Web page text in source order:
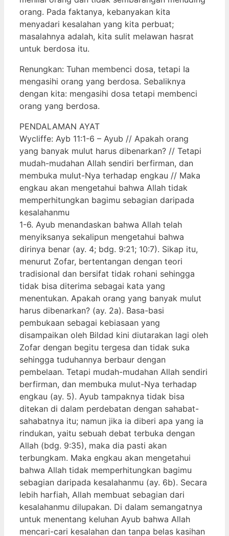
orang. Pada faktanya, kebanyakan kita
menyadari kesalahan yang kita perbuat;
masalahnya adalah, kita sulit melawan hasrat
untuk berdosa itu.
Renungkan: Tuhan membenci dosa, tetapi Ia
mengasihi orang yang berdosa. Sebaliknya
dengan kita: mengasihi dosa tetapi membenci
orang yang berdosa.
PENDALAMAN AYAT
Wycliffe: Ayb 11:1-6 – Ayub // Apakah orang
yang banyak mulut harus dibenarkan? // Tetapi
mudah-mudahan Allah sendiri berfirman, dan
membuka mulut-Nya terhadap engkau // Maka
engkau akan mengetahui bahwa Allah tidak
memperhitungkan bagimu sebagian daripada
kesalahanmu
1-6. Ayub menandaskan bahwa Allah telah
menyiksanya sekalipun mengetahui bahwa
dirinya benar (ay. 4; bdg. 9:21; 10:7). Sikap itu,
menurut Zofar, bertentangan dengan teori
tradisional dan bersifat tidak rohani sehingga
tidak bisa diterima sebagai kata yang
menentukan. Apakah orang yang banyak mulut
harus dibenarkan? (ay. 2a). Basa-basi
pembukaan sebagai kebiasaan yang
disampaikan oleh Bildad kini diutarakan lagi oleh
Zofar dengan begitu tergesa dan tidak suka
sehingga tuduhannya berbaur dengan
pembelaan. Tetapi mudah-mudahan Allah sendiri
berfirman, dan membuka mulut-Nya terhadap
engkau (ay. 5). Ayub tampaknya tidak bisa
ditekan di dalam perdebatan dengan sahabat-
sahabatnya itu; namun jika ia diberi apa yang ia
rindukan, yaitu sebuah debat terbuka dengan
Allah (bdg. 9:35), maka dia pasti akan
terbungkam. Maka engkau akan mengetahui
bahwa Allah tidak memperhitungkan bagimu
sebagian daripada kesalahanmu (ay. 6b). Secara
lebih harfiah, Allah membuat sebagian dari
kesalahanmu dilupakan. Di dalam semangatnya
untuk menentang keluhan Ayub bahwa Allah
mencari-cari kesalahan dan tanpa belas kasihan